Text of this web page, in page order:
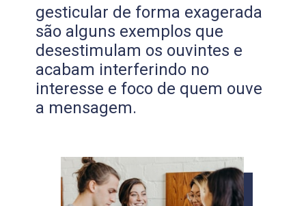
gesticular de forma exagerada
são alguns exemplos que
desestimulam os ouvintes e
acabam interferindo no
interesse e foco de quem ouve
a mensagem.